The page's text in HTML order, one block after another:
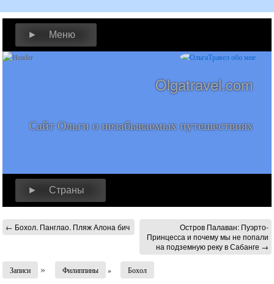
► Меню
Olgatravel.com
Сайт Ольги о незабываемых путешествиях
► Страны
← Бохол. Панглао. Пляж Алона бич
Остров Палаван: Пуэрто-
Принцесса и почему мы не попали
на подземную реку в Сабанге →
Записи » Филиппины » Бохол